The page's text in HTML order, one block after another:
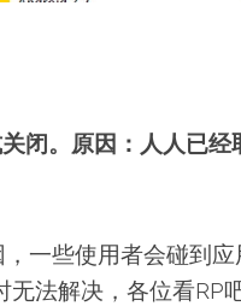
闭。原因：人人已
一些使用者会碰到
无法解决，各位看RP